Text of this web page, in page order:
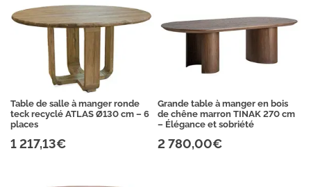
Table de salle à manger ronde
teck recyclé ATLAS Ø130 cm – 6
places
1 217,13€
Grande table à manger en bois
de chêne marron TINAK 270 cm
– Élégance et sobriété
2 780,00€